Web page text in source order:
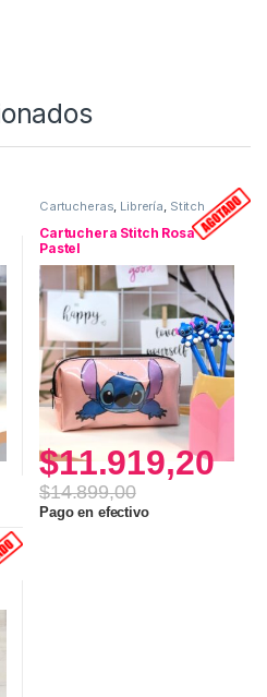
Cartucheras, Librería, Stitch
Cartuchera Stitch Rosa
Pastel
$11.919,20
$14.899,00
Pago en efectivo